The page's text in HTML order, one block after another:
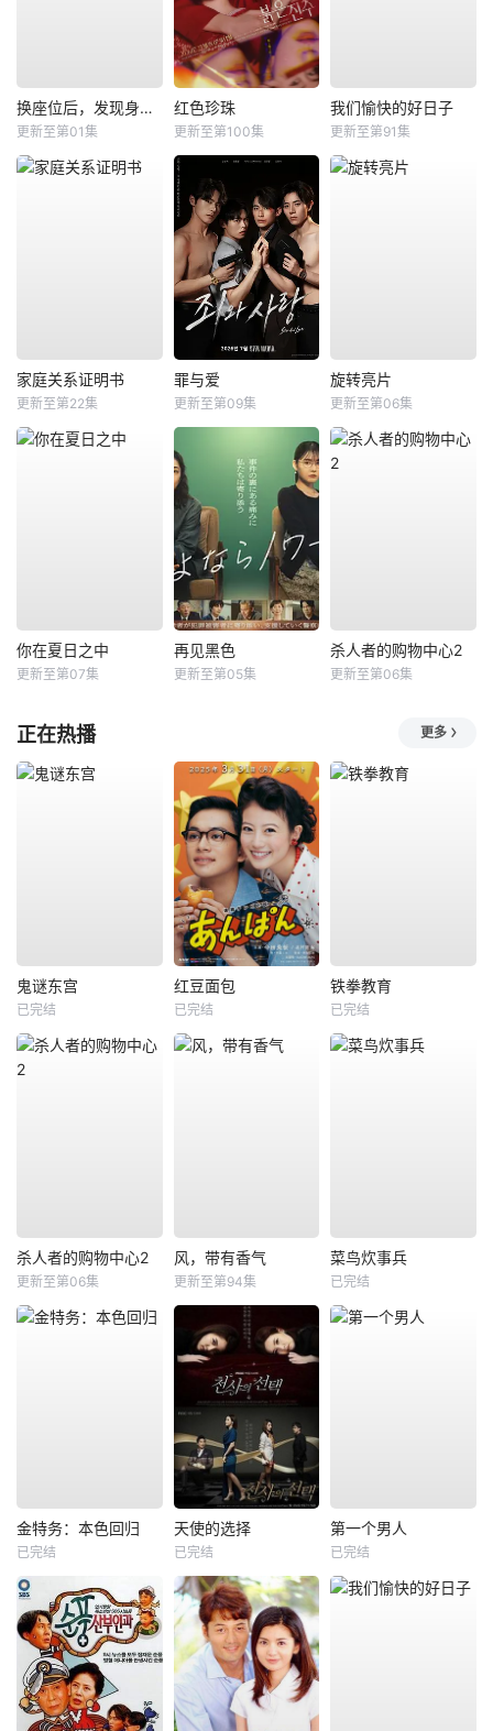
换座位后，发现身后的男生好像喜欢我
更新至第01集
红色珍珠
更新至第100集
我们愉快的好日子
更新至第91集
家庭关系证明书
更新至第22集
罪与爱
更新至第09集
旋转亮片
更新至第06集
你在夏日之中
更新至第07集
再见黑色
更新至第05集
杀人者的购物中心2
更新至第06集
正在热播 更多
鬼谜东宫
已完结
红豆面包
已完结
铁拳教育
已完结
杀人者的购物中心2
更新至第06集
风，带有香气
更新至第94集
菜鸟炊事兵
已完结
金特务：本色回归
已完结
天使的选择
已完结
第一个男人
已完结